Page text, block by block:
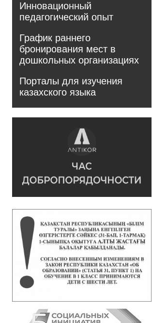
Инновационный
педагогический опыт
График раннего
бронирования мест в
дошкольных организациях
Порталы для изучения
казахского языка